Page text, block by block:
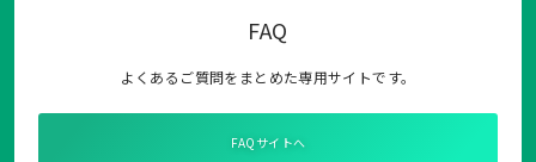
FAQ
よくあるご質問をまとめた専用サイトです。
FAQサイトへ